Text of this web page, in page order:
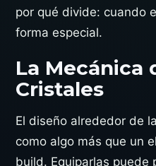
por qué divide: cuando
forma especial.
La Mecánica
Cristales
El diseño alrededor de
como algo más que un
build. Equiparlas puede